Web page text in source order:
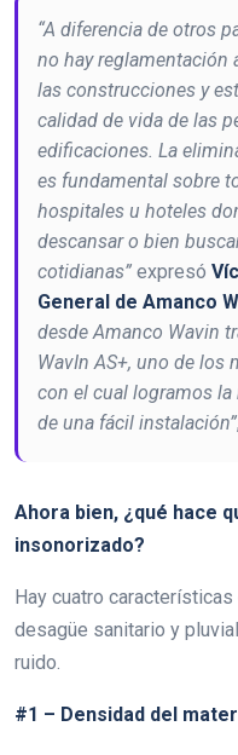
“A diferencia de otros
no hay reglamentación
las construcciones y
calidad de vida de las
edificaciones. La
es fundamental sobre
hospitales u hoteles
descansar o bien
cotidianas” expresó
General de Amanco
desde Amanco Wavin
WavIn AS+, uno de los
con el cual logramos
de una fácil instalación”
Ahora bien, ¿qué hace
insonorizado?
Hay cuatro
desagüe sanitario y
ruido.
#1 – Densidad del